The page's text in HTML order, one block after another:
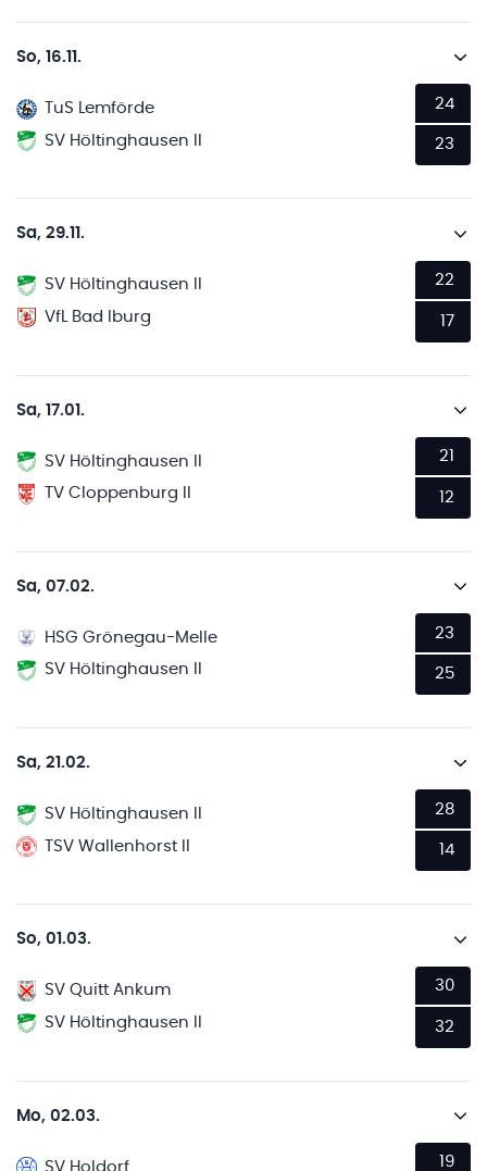
So, 16.11.
TuS Lemförde
SV Höltinghausen II
24
23
Sa, 29.11.
SV Höltinghausen II
VfL Bad Iburg
22
17
Sa, 17.01.
SV Höltinghausen II
TV Cloppenburg II
21
12
Sa, 07.02.
HSG Grönegau-Melle
SV Höltinghausen II
23
25
Sa, 21.02.
SV Höltinghausen II
TSV Wallenhorst II
28
14
So, 01.03.
SV Quitt Ankum
SV Höltinghausen II
30
32
Mo, 02.03.
SV Holdorf
19